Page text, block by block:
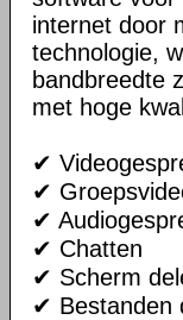
internet door
technologie,
bandbreedte
met hoge
✔
✔
✔
✔ Chatten
✔ Scherm
✔ Bestanden